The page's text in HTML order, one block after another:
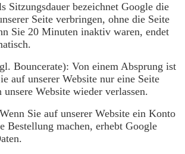
Sitzungsdauer bezeichnet Google die
Seite verbringen, ohne die Seite
Sie 20 Minuten inaktiv waren, endet
Bouncerate): Von einem Absprung ist
auf unserer Website nur eine Seite
unsere Website wieder verlassen.
Sie auf unserer Website ein Konto
Bestellung machen, erhebt Google